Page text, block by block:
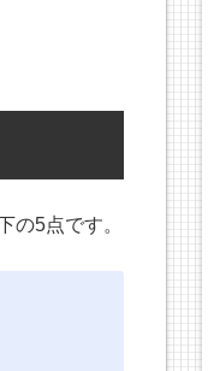
の5点です。